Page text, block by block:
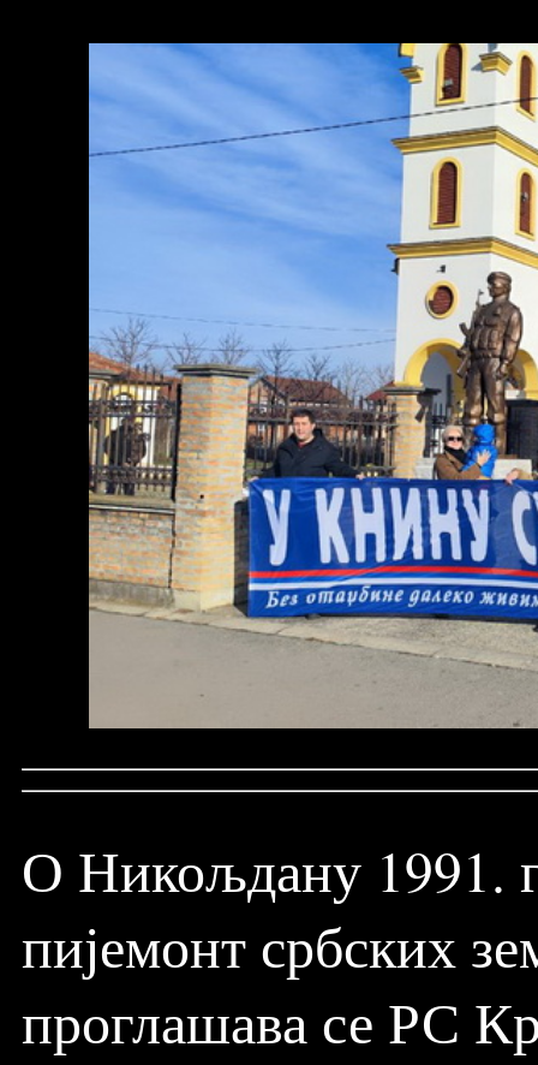
О Никољдану 1991.
пијемонт србских
проглашава се РС